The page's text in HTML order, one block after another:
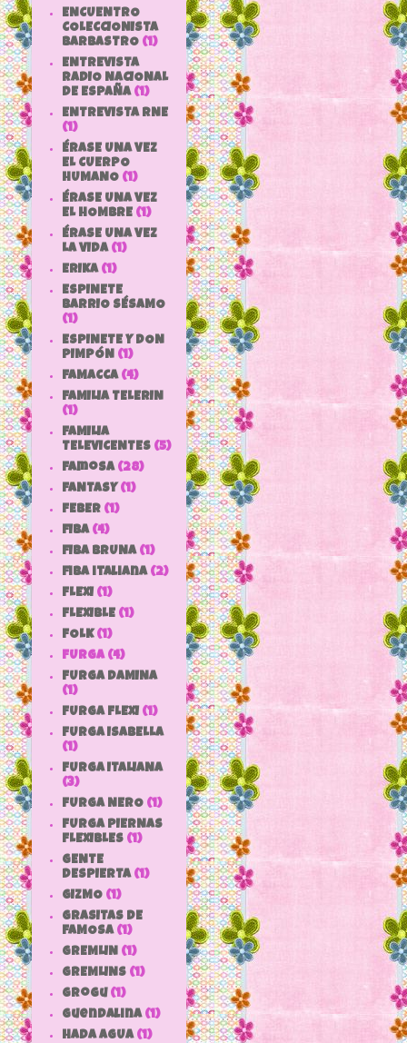
ENCUENTRO
COLECCIONISTA
BARBASTRO (1)
ENTREVISTA
RADIO NACIONAL
DE ESPAÑA (1)
ENTREVISTA RNE
(1)
ÉRASE UNA VEZ
EL CUERPO
HUMANO (1)
ÉRASE UNA VEZ
EL HOMBRE (1)
ÉRASE UNA VEZ
LA VIDA (1)
ERIKA (1)
ESPINETE
BARRIO SÉSAMO
(1)
ESPINETE Y DON
PIMPÓN (1)
FAMACCA (4)
FAMILIA TELERIN
(1)
FAMILIA
TELEVICENTES (5)
Famosa (28)
FANTASY (1)
FEBER (1)
FIBA (4)
FIBA BRUNA (1)
fiba italiana (2)
FLEXI (1)
FLEXIBLE (1)
FOLK (1)
FURGA (4)
FURGA DAMINA
(1)
FURGA FLEXI (1)
FURGA ISABELLA
(1)
FURGA ITALIANA
(3)
FURGA NERO (1)
FURGA PIERNAS
FLEXIBLES (1)
GENTE
DESPIERTA (1)
GIZMO (1)
GRASITAS DE
FAMOSA (1)
GREMLIN (1)
GREMLINS (1)
grogu (1)
Guendalina (1)
HADA AGUA (1)